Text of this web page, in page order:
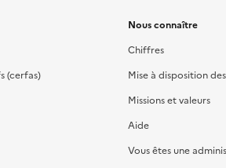
(cerfas)
Nous connaître
Chiffres
Mise à disposition
Missions et valeurs
Aide
Vous êtes une